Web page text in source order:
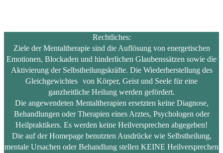
Rechtliches:
Ziele der Mentaltherapie sind die Auflösung von energetischen
Emotionen, Blockaden und hinderlichen Glaubenssätzen sowie die
Aktivierung der Selbstheilungskräfte. Die Wiederherstellung des
Gleichgewichtes von Körper, Geist und Seele für eine
ganzheitliche Heilung werden gefördert.
Die angewendeten Mentaltherapien ersetzten keine Diagnose,
Behandlungen oder Therapien eines Arztes, Psychologen oder
Heilpraktikers. Es werden keine Heilversprechen abgegeben!
Die auf der Homepage benutzten Ausdrücke wie Selbstheilung,
mentale Ursachen oder Behandlung stellen KEINE Heilversprechen